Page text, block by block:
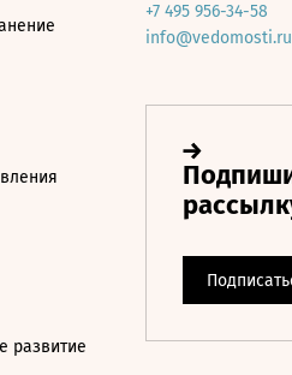
развитие
+7 495 956-34-58
info@vedomosti.ru